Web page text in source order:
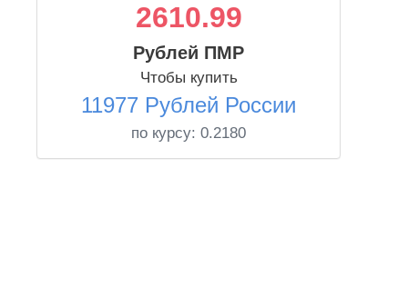
2610.99
Рублей ПМР
Чтобы купить
11977 Рублей России
по курсу: 0.2180